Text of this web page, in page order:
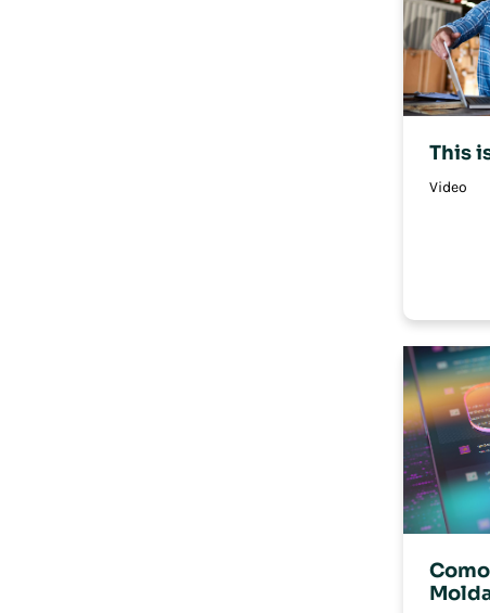
This
Video